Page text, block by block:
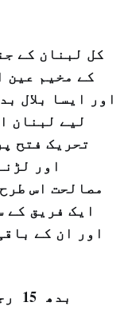
کل لبنان کے
کے مخیم عین
اور ایسا بلال
لیے لبنان
تحریک فتح
اور
مصالحت اس
ایک فریق کے
اور ان کے